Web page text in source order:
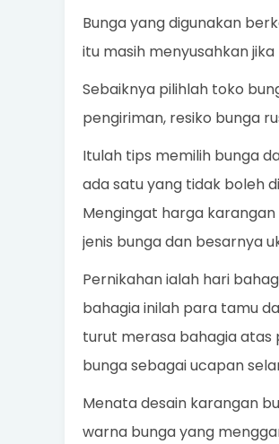
Bunga yang digunakan
itu masih menyusahkan
Sebaiknya pilihlah toko
pengiriman, resiko bunga
Itulah tips memilih bunga
ada satu yang tidak boleh
Mengingat harga
jenis bunga dan besarnya
Pernikahan ialah hari
bahagia inilah para tamu
turut merasa bahagia atas
bunga sebagai ucapan
Menata desain karangan
warna bunga yang